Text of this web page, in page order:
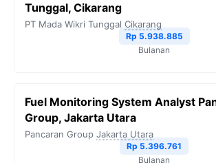
Tunggal, Cikarang
PT Mada Wikri Tunggal Cikarang
Rp 5.938.885
Bulanan
Fuel Monitoring System Analyst
Group, Jakarta Utara
Pancaran Group Jakarta Utara
Rp 5.396.761
Bulanan